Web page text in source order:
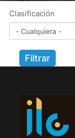
Clasificación
Filtrar